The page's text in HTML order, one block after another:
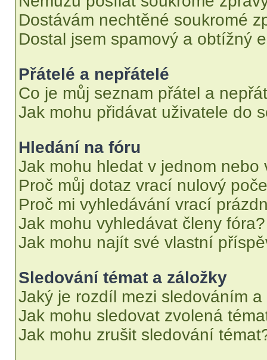
Dostávám nechtěné soukromé
Dostal jsem spamový a obtížný
Přátelé a nepřátelé
Co je můj seznam přátel a
Jak mohu přidávat uživatele do
Hledání na fóru
Jak mohu hledat v jednom nebo
Proč můj dotaz vrací nulový
Proč mi vyhledávání vrací
Jak mohu vyhledávat členy fóra?
Jak mohu najít své vlastní
Sledování témat a záložky
Jaký je rozdíl mezi sledováním a
Jak mohu sledovat zvolená
Jak mohu zrušit sledování